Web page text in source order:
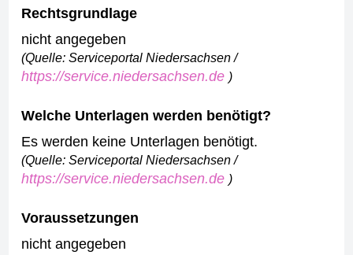
Rechtsgrundlage
nicht angegeben
(Quelle: Serviceportal Niedersachsen /
https://service.niedersachsen.de )
Welche Unterlagen werden benötigt?
Es werden keine Unterlagen benötigt.
(Quelle: Serviceportal Niedersachsen /
https://service.niedersachsen.de )
Voraussetzungen
nicht angegeben